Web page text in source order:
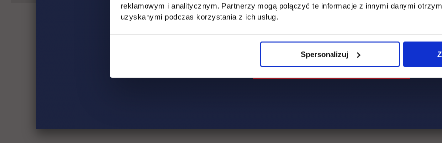
reklamowym i analitycznym. Partnerzy mogą połączyć te informacje z innymi danymi
uzyskanymi podczas korzystania z ich usług.
Spersonalizuj